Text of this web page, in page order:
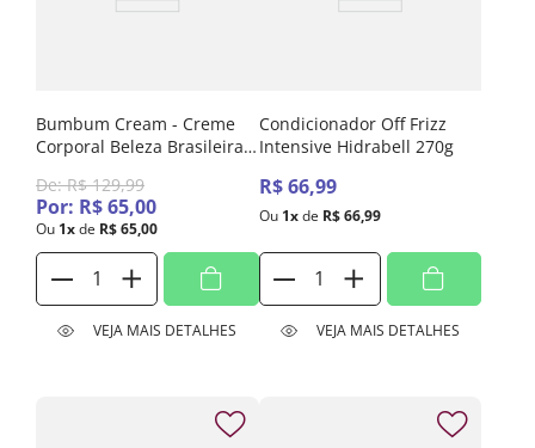
Bumbum Cream - Creme
Corporal Beleza Brasileira
De:R$ 129,99
Por: R$65,00
Ou 1xde R$65,00
VEJA MAIS DETALHES
Condicionador Off Frizz
Intensive Hidrabell 270g
R$ 66,99
Ou 1x de R$ 66,99
VEJA MAIS DETALHES